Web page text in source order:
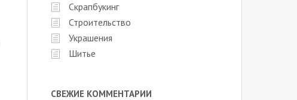
Скрапбукинг
Строительство
Украшения
Шитье
СВЕЖИЕ КОММЕНТАРИИ